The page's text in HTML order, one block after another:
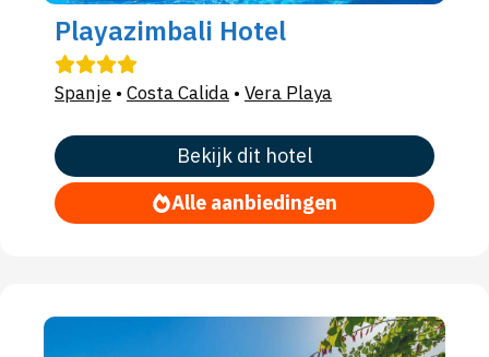
Playazimbali Hotel
Spanje • Costa Calida • Vera Playa
Bekijk dit hotel
Alle aanbiedingen